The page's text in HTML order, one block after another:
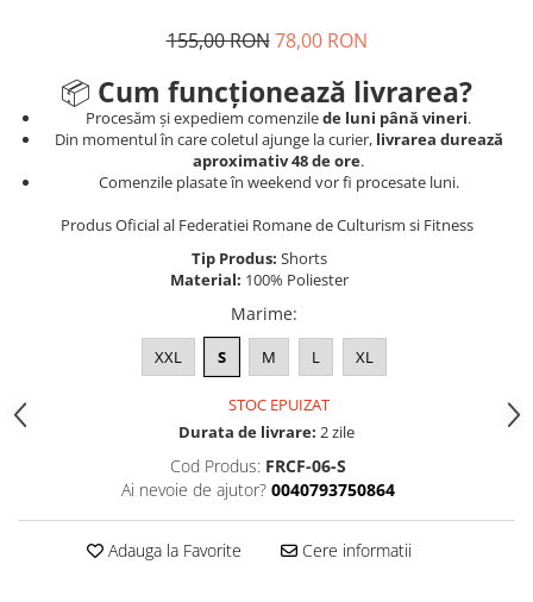
155,00 RON 78,00 RON
📦 Cum funcționează livrarea?
Procesăm și expediem comenzilede luni până vineri.
Din momentul în care coletul ajunge la curier, livrarea durează
aproximativ 48 de ore.
Comenzile plasate în weekend vor fi procesate luni.
Produs Oficial al Federatiei Romane de Culturism si Fitness
Tip Produs: Shorts
Material: 100% Poliester
Marime:
XXL S M L XL
STOC EPUIZAT
Durata de livrare: 2 zile
Cod Produs: FRCF-06-S
Ai nevoie de ajutor? 0040793750864
Adauga la Favorite Cere informatii